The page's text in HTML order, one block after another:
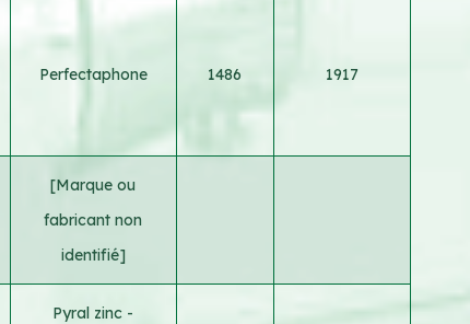
Perfectaphone 1486 1917
[Marque ou
fabricant non
identifié]
Pyral zinc -